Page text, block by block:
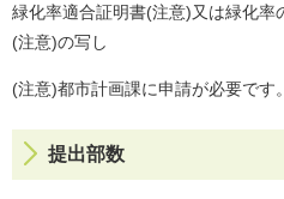
緑化率適合証明書(注意)又は緑化率
(注意)の写し
(注意)都市計画課に申請が必要です。
提出部数